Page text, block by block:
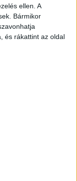
ellen. A
Bármikor
és rákattint az oldal
egy olyan
biztonságáért
állt helyt az